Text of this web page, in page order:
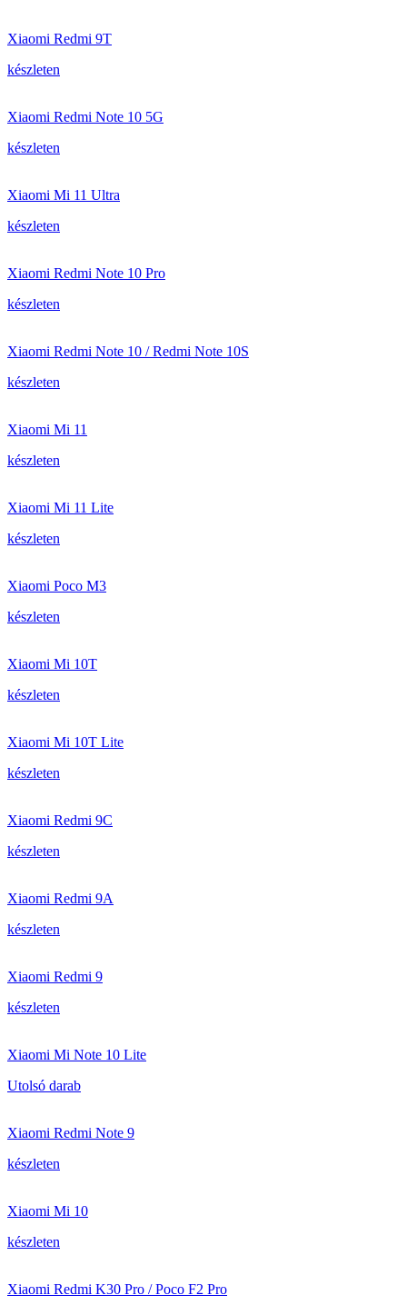
Xiaomi Redmi 9T
készleten
Xiaomi Redmi Note 10 5G
készleten
Xiaomi Mi 11 Ultra
készleten
Xiaomi Redmi Note 10 Pro
készleten
Xiaomi Redmi Note 10 / Redmi Note 10S
készleten
Xiaomi Mi 11
készleten
Xiaomi Mi 11 Lite
készleten
Xiaomi Poco M3
készleten
Xiaomi Mi 10T
készleten
Xiaomi Mi 10T Lite
készleten
Xiaomi Redmi 9C
készleten
Xiaomi Redmi 9A
készleten
Xiaomi Redmi 9
készleten
Xiaomi Mi Note 10 Lite
Utolsó darab
Xiaomi Redmi Note 9
készleten
Xiaomi Mi 10
készleten
Xiaomi Redmi K30 Pro / Poco F2 Pro